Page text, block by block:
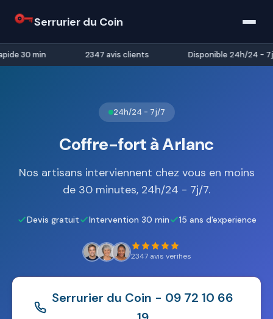
Serrurier du Coin
30 min 2347 avis clients Disponible 24h/24 - 7j/
24h/24 - 7j/7
Coffre-fort à Arlanc
Nos artisans interviennent chez vous en moins
de 30 minutes, 24h/24 - 7j/7.
Devis gratuit Intervention 30 min 15 ans d'experience
2347 avis verifies
Serrurier du Coin - 09 72 10 66